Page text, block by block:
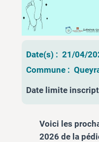
Date(s) : 21/04/
Commune :
Date limite
Voici les
2026 de la